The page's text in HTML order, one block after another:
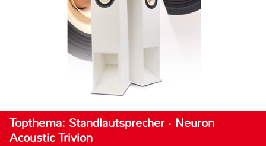
Topthema: Standlautsprecher · Neuron
Acoustic Trivion